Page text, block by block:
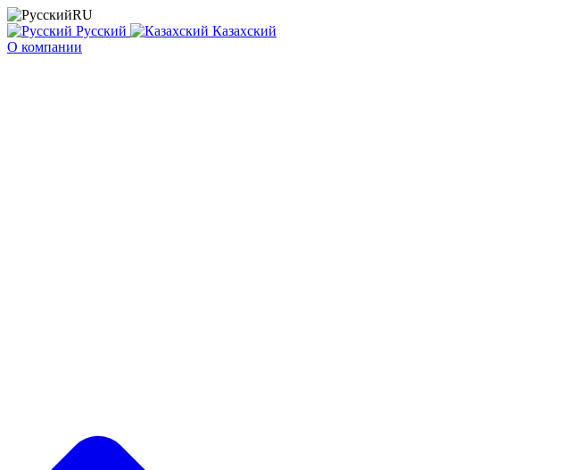
RU
Русский
Казахский
О компании